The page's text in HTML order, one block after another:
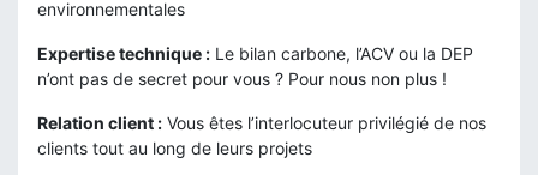
environnementales
Expertise technique : Le bilan carbone, l’ACV ou la DEP
n’ont pas de secret pour vous ? Pour nous non plus !
Relation client : Vous êtes l’interlocuteur privilégié de nos
clients tout au long de leurs projets